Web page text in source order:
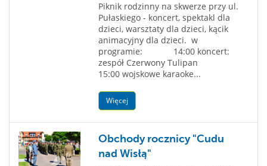
Piknik rodzinny na skwerze przy ul.
Pułaskiego - koncert, spektakl dla
dzieci, warsztaty dla dzieci, kącik
animacyjny dla dzieci. w
programie: 14:00 koncert:
zespół Czerwony Tulipan
15:00 wojskowe karaoke...
Więcej
Obchody rocznicy "Cudu
nad Wisłą"